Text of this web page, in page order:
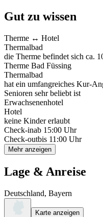
Gut zu wissen
Therme ↔️ Hotel
Thermalbad
die Therme befindet sich ca.
Therme Bad Füssing
Thermalbad
hat ein umfangreiches Kur-
Senioren sehr beliebt ist
Erwachsenenhotel
Hotel
keine Kinder erlaubt
Check-inab 15:00 Uhr
Check-outbis 11:00 Uhr
Mehr anzeigen
Lage & Anreise
Deutschland, Bayern
Karte anzeigen